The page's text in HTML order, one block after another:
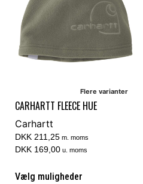
Flere varianter
CARHARTT FLEECE HUE
Carhartt
DKK 211,25 m. moms
DKK 169,00 u. moms
Vælg muligheder